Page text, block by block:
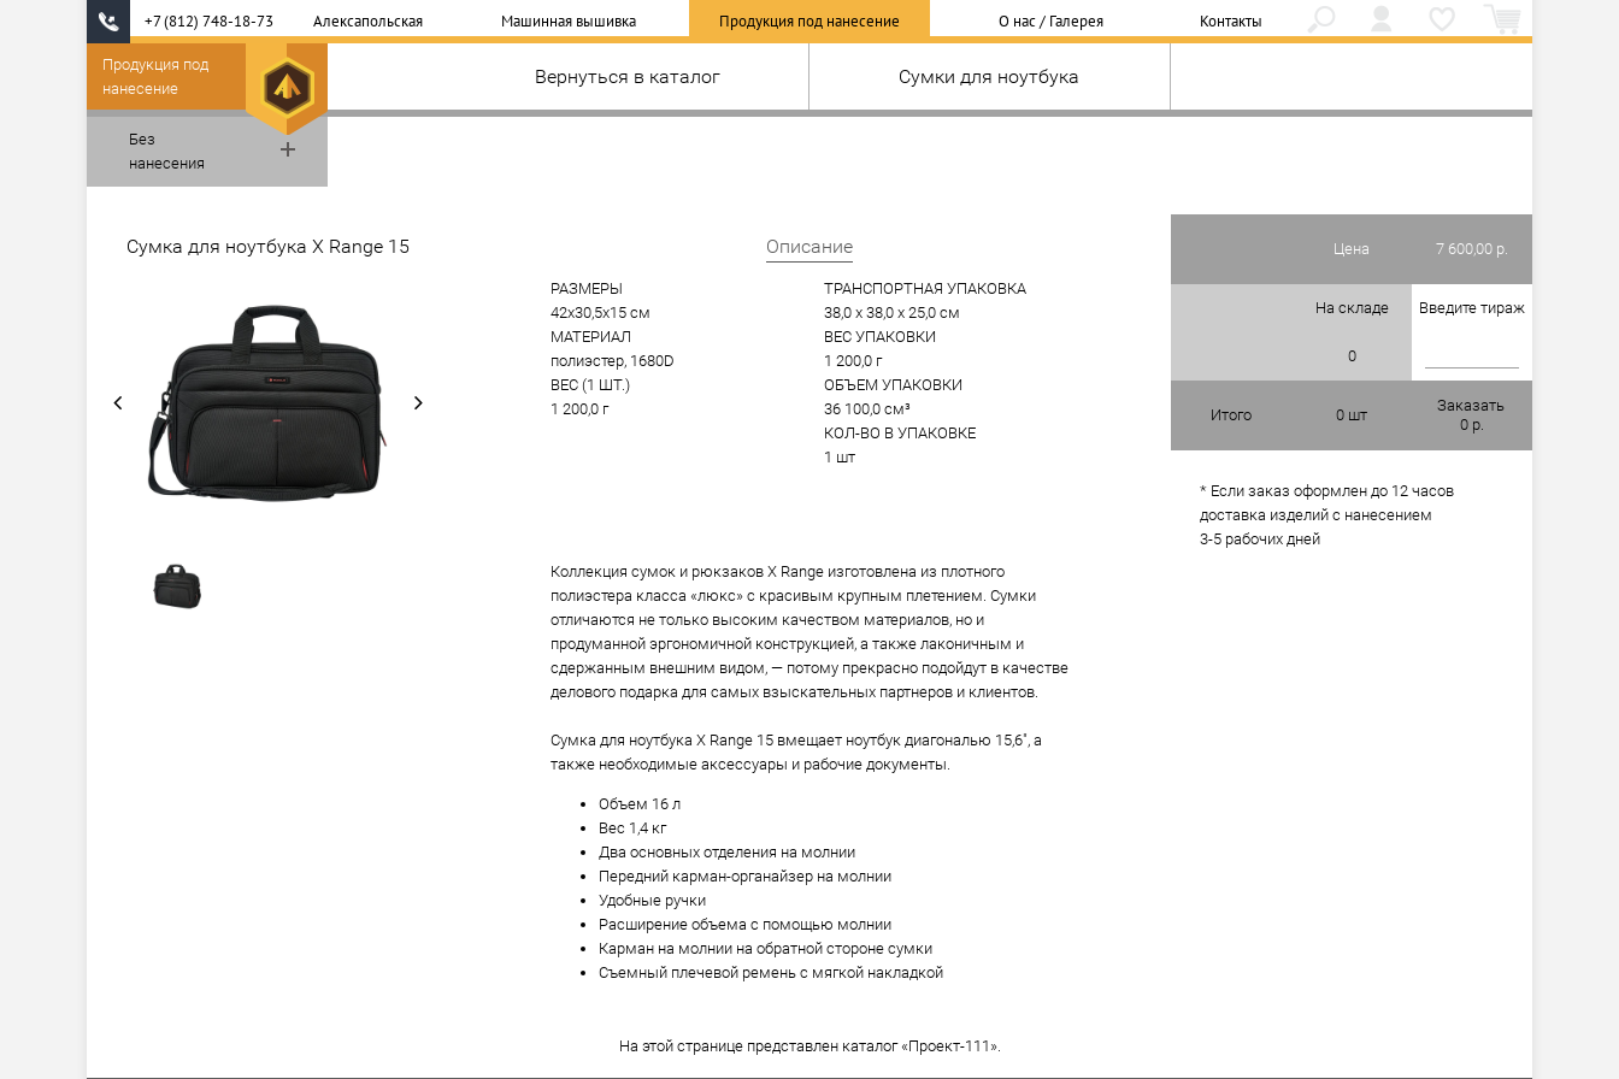
+7 (812) 748-18-73 Алексапольская Машинная вышивка Продукция под нанесение О нас / Галерея Контакты
Вернуться в каталог Сумки для ноутбука
Продукция под
нанесение
Без
нанесения
Сумка для ноутбука X Range 15 Цена 7 600,00 р.
На складе Введите тираж
0
Итого 0 шт
Заказать
0 р.
* Если заказ оформлен до 12 часов
доставка изделий с нанесением
3-5 рабочих дней
Описание
РАЗМЕРЫ
42x30,5x15 см
МАТЕРИАЛ
полиэстер, 1680D
ВЕС (1 ШТ.)
1 200,0 г
ТРАНСПОРТНАЯ УПАКОВКА
38,0 x 38,0 x 25,0 см
ВЕС УПАКОВКИ
1 200,0 г
ОБЪЕМ УПАКОВКИ
36 100,0 см³
КОЛ-ВО В УПАКОВКЕ
1 шт
Коллекция сумок и рюкзаков X Range изготовлена из плотного
полиэстера класса «люкс» с красивым крупным плетением. Сумки
отличаются не только высоким качеством материалов, но и
продуманной эргономичной конструкцией, а также лаконичным и
сдержанным внешним видом, — потому прекрасно подойдут в качестве
делового подарка для самых взыскательных партнеров и клиентов.
Сумка для ноутбука X Range 15 вмещает ноутбук диагональю 15,6", а
также необходимые аксессуары и рабочие документы.
Объем 16 л
Вес 1,4 кг
Два основных отделения на молнии
Передний карман-органайзер на молнии
Удобные ручки
Расширение объема с помощью молнии
Карман на молнии на обратной стороне сумки
Съемный плечевой ремень с мягкой накладкой
На этой странице представлен каталог «Проект-111».